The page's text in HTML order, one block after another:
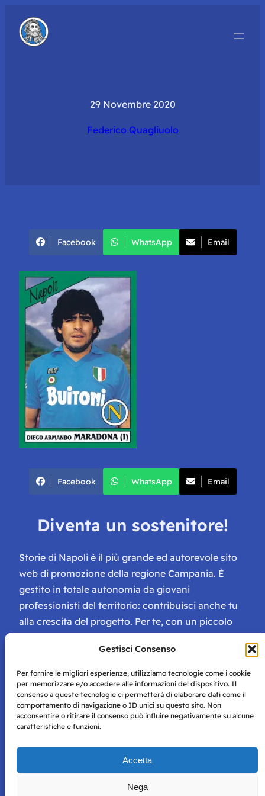
Gestisci Consenso
Per fornire le migliori esperienze, utilizziamo tecnologie come i cookie
per memorizzare e/o accedere alle informazioni del dispositivo. Il
consenso a queste tecnologie ci permetterà di elaborare dati come il
comportamento di navigazione o ID unici su questo sito. Non
acconsentire o ritirare il consenso può influire negativamente su alcune
caratteristiche e funzioni.
Accetta
Nega
29 Novembre 2020
Federico Quagliuolo
Facebook WhatsApp Email
Facebook WhatsApp Email
Diventa un sostenitore!
Storie di Napoli è il più grande ed autorevole sito
web di promozione della regione Campania. È
gestito in totale autonomia da giovani
professionisti del territorio: contribuisci anche tu
alla crescita del progetto. Per te, con un piccolo
tessera di Storie Campane, libri e magazine gratis
e inviti ad eventi esclusivi!
Storie di Napoli è una testata registrata presso il tribunale di
per mero scopo didattico e informativo.